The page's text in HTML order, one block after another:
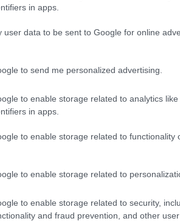
in apps.
user data to be sent to Google for online
to send me personalized advertising.
to enable storage related to analytics
in apps.
to enable storage related to functionality
to enable storage related to
to enable storage related to security,
and fraud prevention, and other user